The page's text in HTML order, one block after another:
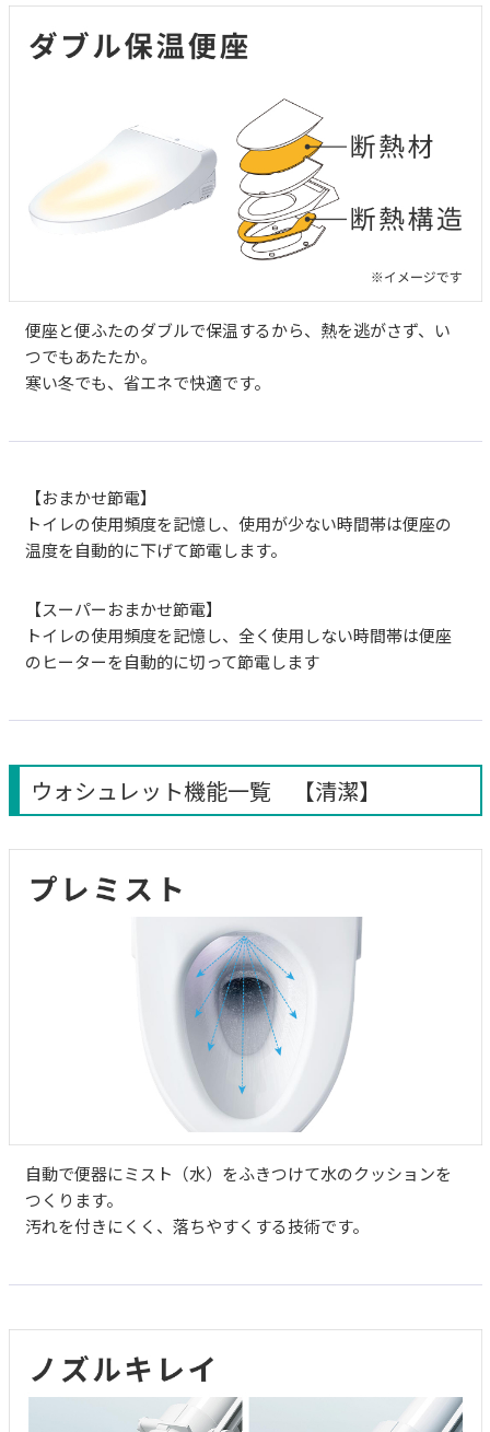
便座と便ふたのダブルで保温するから、熱を逃がさず、い
つでもあたたか。
寒い冬でも、省エネで快適です。
【おまかせ節電】
トイレの使用頻度を記憶し、使用が少ない時間帯は便座の
温度を自動的に下げて節電します。
【スーパーおまかせ節電】
トイレの使用頻度を記憶し、全く使用しない時間帯は便座
のヒーターを自動的に切って節電します
ウォシュレット機能一覧 【清潔】
自動で便器にミスト（水）をふきつけて水のクッションを
つくります。
汚れを付きにくく、落ちやすくする技術です。